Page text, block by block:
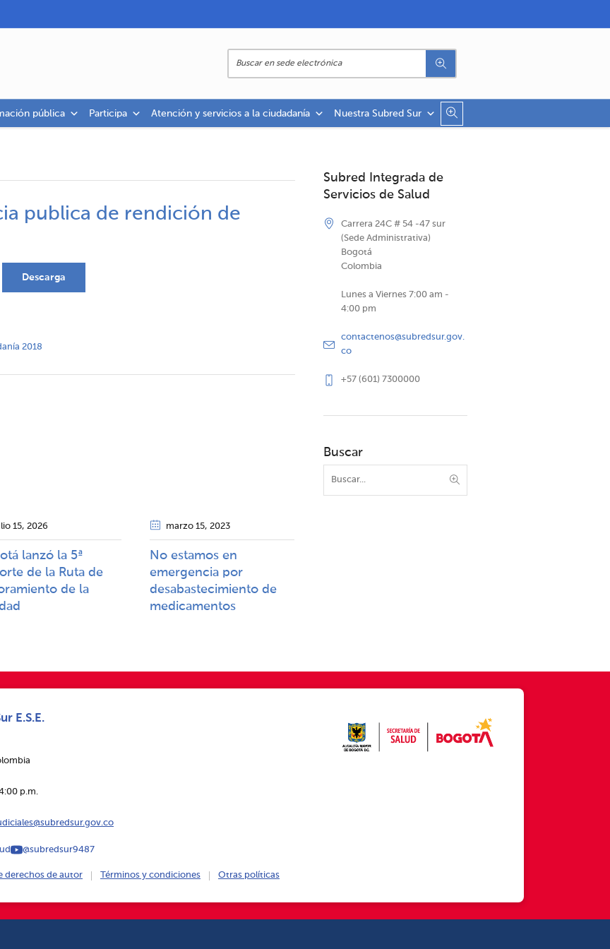
pública Participa Atención y servicios a la ciudadanía Nuestra Subred Sur
publica de rendición de
Descarga
2018
15, 2026
lanzó la 5ª
de la Ruta de
de la
marzo 15, 2023
No estamos en
emergencia por
desabastecimiento de
medicamentos
Subred Integrada de
Servicios de Salud
Carrera 24C # 54 -47 sur
(Sede Administrativa)
Bogotá
Colombia
Lunes a Viernes 7:00 am -
4:00 pm
contactenos@subredsur.gov.
co
+57 (601) 7300000
Buscar
E.S.E.
p.m.
@subredsur9487
derechos de autor Términos y condiciones Otras políticas